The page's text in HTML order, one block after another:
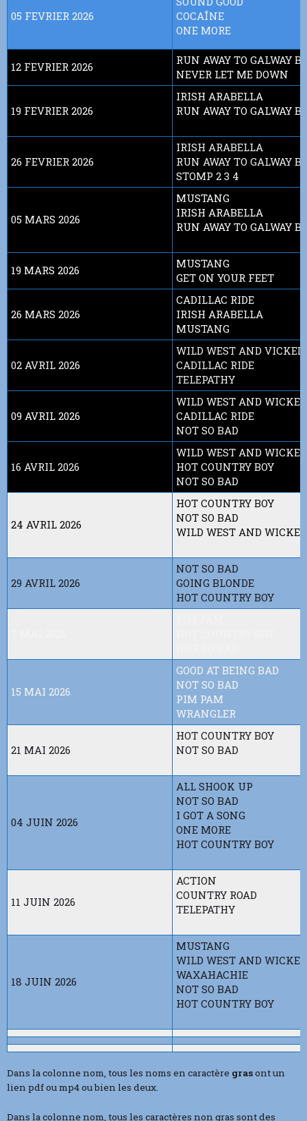
05 FEVRIER 2026
COCAÎNE
ONE MORE
12 FEVRIER 2026
RUN AWAY TO GALWAY
NEVER LET ME DOWN
19 FEVRIER 2026
IRISH ARABELLA
RUN AWAY TO GALWAY
26 FEVRIER 2026
IRISH ARABELLA
RUN AWAY TO GALWAY
STOMP 2 3 4
05 MARS 2026
MUSTANG
IRISH ARABELLA
RUN AWAY TO GALWAY
19 MARS 2026
MUSTANG
GET ON YOUR FEET
26 MARS 2026
CADILLAC RIDE
IRISH ARABELLA
MUSTANG
02 AVRIL 2026
WILD WEST AND VICKED
CADILLAC RIDE
TELEPATHY
09 AVRIL 2026
WILD WEST AND WICKED
CADILLAC RIDE
NOT SO BAD
16 AVRIL 2026
WILD WEST AND WICKED
HOT COUNTRY BOY
NOT SO BAD
24 AVRIL 2026
HOT COUNTRY BOY
NOT SO BAD
WILD WEST AND WICKED
29 AVRIL 2026
NOT SO BAD
GOING BLONDE
HOT COUNTRY BOY
15 MAI 2026
GOOD AT BEING BAD
NOT SO BAD
PIM PAM
WRANGLER
21 MAI 2026
HOT COUNTRY BOY
NOT SO BAD
04 JUIN 2026
ALL SHOOK UP
NOT SO BAD
I GOT A SONG
ONE MORE
HOT COUNTRY BOY
11 JUIN 2026
ACTION
COUNTRY ROAD
TELEPATHY
18 JUIN 2026
MUSTANG
WILD WEST AND WICKED
WAXAHACHIE
NOT SO BAD
HOT COUNTRY BOY
Dans la colonne nom, tous les noms en caractère grasont un
lien pdf ou mp4 ou bien les deux.
Dans la colonne nom, tous les caractères non gras sont des